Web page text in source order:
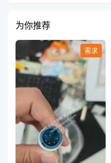
为你推荐
需求